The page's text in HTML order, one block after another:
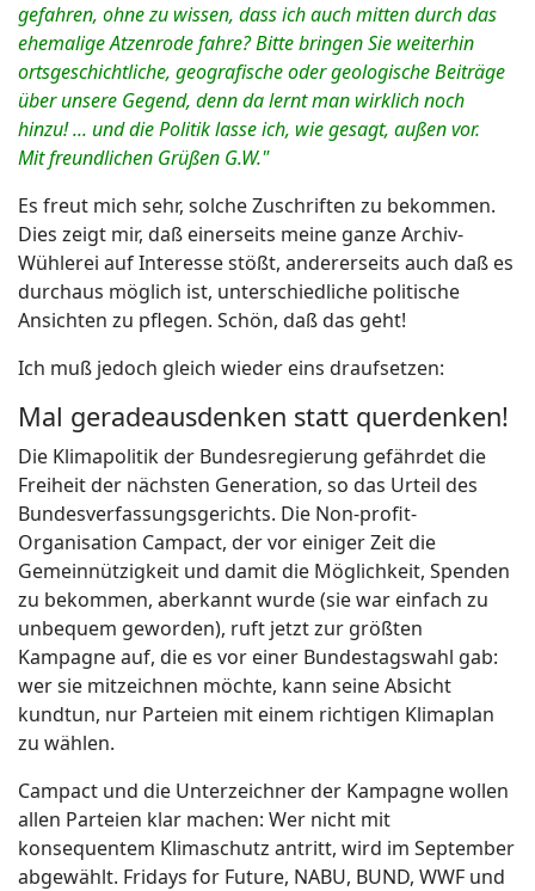
gefahren, ohne zu wissen, dass ich auch mitten durch das
ehemalige Atzenrode fahre?Bitte bringen Sie weiterhin
ortsgeschichtliche, geografische oder geologische Beiträge
über unsere Gegend, denn da lernt man wirklich noch
hinzu! ... und die Politik lasse ich, wie gesagt, außen vor.
Mit freundlichen Grüßen G.W."
Es freut mich sehr, solche Zuschriften zu bekommen.
Dies zeigt mir, daß einerseits meine ganze Archiv-
Wühlerei auf Interesse stößt, andererseits auch daß es
durchaus möglich ist, unterschiedliche politische
Ansichten zu pflegen. Schön, daß das geht!
Ich muß jedoch gleich wieder eins draufsetzen:
Mal geradeausdenken statt querdenken!
Die Klimapolitik der Bundesregierung gefährdet die
Freiheit der nächsten Generation, so das Urteil des
Bundesverfassungsgerichts. Die Non-profit-
Organisation Campact, der vor einiger Zeit die
Gemeinnützigkeit und damit die Möglichkeit, Spenden
zu bekommen, aberkannt wurde (sie war einfach zu
unbequem geworden), ruft jetzt zur größten
Kampagne auf, die es vor einer Bundestagswahl gab:
wer sie mitzeichnen möchte, kann seine Absicht
kundtun, nur Parteien mit einem richtigen Klimaplan
zu wählen.
Campact und die Unterzeichner der Kampagne wollen
allen Parteien klar machen: Wer nicht mit
konsequentem Klimaschutz antritt, wird im September
abgewählt. Fridays for Future, NABU, BUND, WWF und